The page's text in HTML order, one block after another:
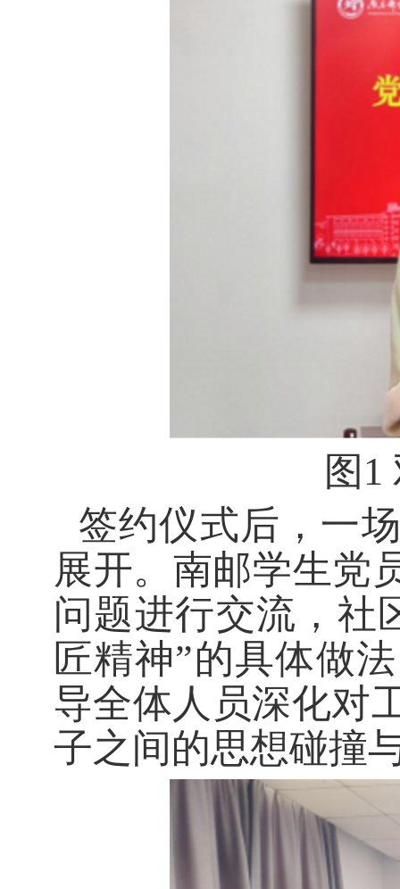
图 1
签约仪式后，一
展开。南邮学生党
问题进行交流 ，
匠精神”的具体做
导全体人员深化对
子之间的思想碰撞